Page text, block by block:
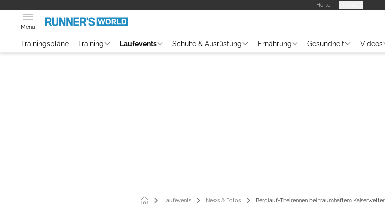
Hefte
Menü
Trainingspläne Training Laufevents Schuhe & Ausrüstung Ernährung Gesundheit Videos
Laufevents News & Fotos Berglauf-Titelrennen bei traumhaftem Kaiserwetter